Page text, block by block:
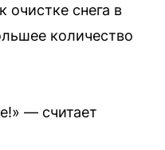
очистке снега в
количество
— считает